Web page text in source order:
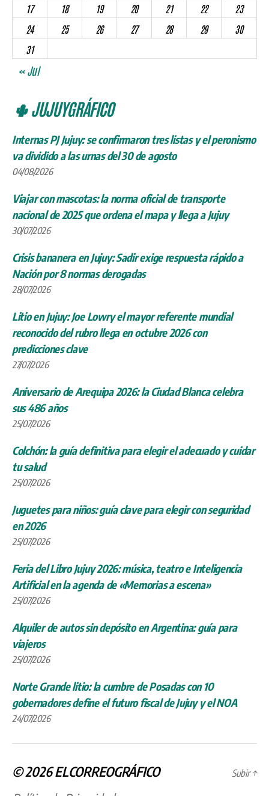
17
18 19 20 21 22
23
24
25 26 27 28 29
30
31
« Jul
🌵 JUJUYGRÁFICO
Internas PJ Jujuy: se confirmaron tres listas y el peronismo
va dividido a las urnas del 30 de agosto
04/08/2026
Viajar con mascotas: la norma oficial de transporte
nacional de 2025 que ordena el mapa y llega a Jujuy
30/07/2026
Crisis bananera en Jujuy: Sadir exige respuesta rápido a
Nación por 8 normas derogadas
28/07/2026
Litio en Jujuy: Joe Lowry el mayor referente mundial
reconocido del rubro llega en octubre 2026 con
predicciones clave
27/07/2026
Aniversario de Arequipa 2026: la Ciudad Blanca celebra
sus 486 años
25/07/2026
Colchón: la guía definitiva para elegir el adecuado y cuidar
tu salud
25/07/2026
Juguetes para niños: guía clave para elegir con seguridad
en 2026
25/07/2026
Feria del Libro Jujuy 2026: música, teatro e Inteligencia
Artificial en la agenda de «Memorias a escena»
25/07/2026
Alquiler de autos sin depósito en Argentina: guía para
viajeros
25/07/2026
Norte Grande litio: la cumbre de Posadas con 10
gobernadores define el futuro fiscal de Jujuy y el NOA
24/07/2026
© 2026ELCORREOGRÁFICO
Subir↑